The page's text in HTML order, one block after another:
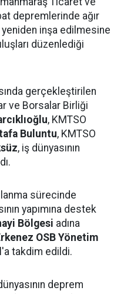
depremlerinde ağır
yeniden inşa edilmesine
düzenlediği
gerçekleştirilen
ve Borsalar Birliği
, KMTSO
Buluntu, KMTSO
, iş dünyasının
sürecinde
yapımına destek
Bölgesi adına
OSB Yönetim
'a takdim edildi.
deprem